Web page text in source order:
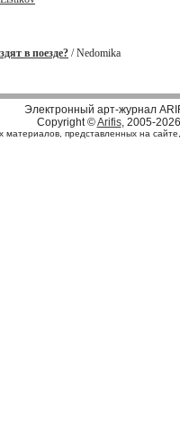
в поезде? / Nedomika
Электронный арт-журнал
Copyright ©Arifis, 2005-2026
материалов, представленных на